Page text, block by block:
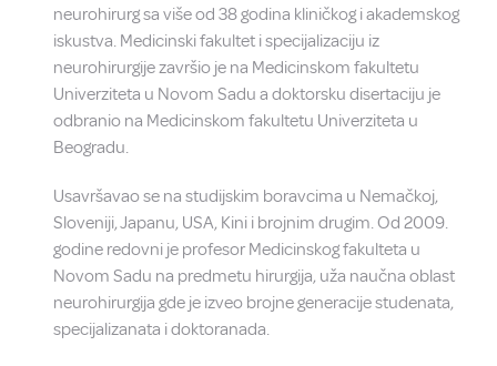
neurohirurg sa više od 38 godina kliničkog i akademskog
iskustva. Medicinski fakultet i specijalizaciju iz
neurohirurgije završio je na Medicinskom fakultetu
Univerziteta u Novom Sadu a doktorsku disertaciju je
odbranio na Medicinskom fakultetu Univerziteta u
Beogradu.
Usavršavao se na studijskim boravcima u Nemačkoj,
Sloveniji, Japanu, USA, Kini i brojnim drugim. Od 2009.
godine redovni je profesor Medicinskog fakulteta u
Novom Sadu na predmetu hirurgija, uža naučna oblast
neurohirurgija gde je izveo brojne generacije studenata,
specijalizanata i doktoranada.